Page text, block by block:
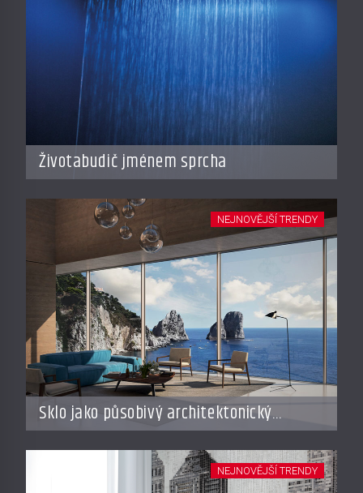
Životabudič jménem sprcha
Sklo jako působivý architektonický
materiál
NEJNOVĚJŠÍ TRENDY
NEJNOVĚJŠÍ TRENDY